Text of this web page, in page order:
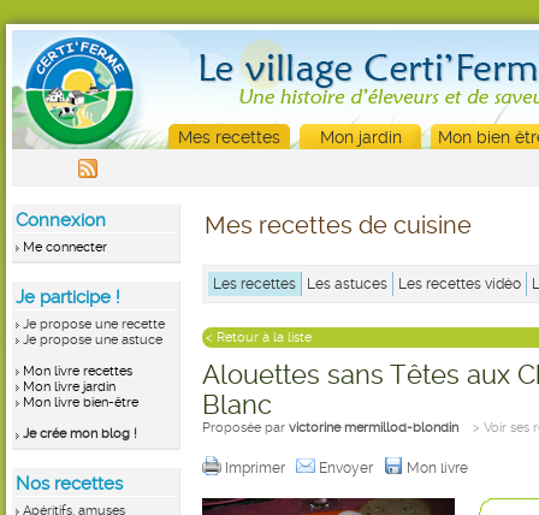
Mes recettes Mon jardin Mon bien
Connexion
Me connecter
Je participe !
Je propose une recette
Je propose une astuce
Mon livre recettes
Mon livre jardin
Mon livre bien-être
Je crée mon blog !
Nos recettes
Apéritifs, amuses
Mes recettes de cuisine
Les recettes Les astuces Les recettes vidéo
< Retour à la liste
Alouettes sans Têtes aux
Blanc
Proposée par victorine mermillod-blondin > Voir ses
Imprimer Envoyer Mon livre